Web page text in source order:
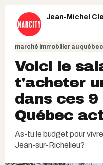
Jean-Michel
marché immobilier au québec
Voici le
t'acheter
dans ces 9
Québec
As-tu le budget pour
Jean-sur-Richelieu?